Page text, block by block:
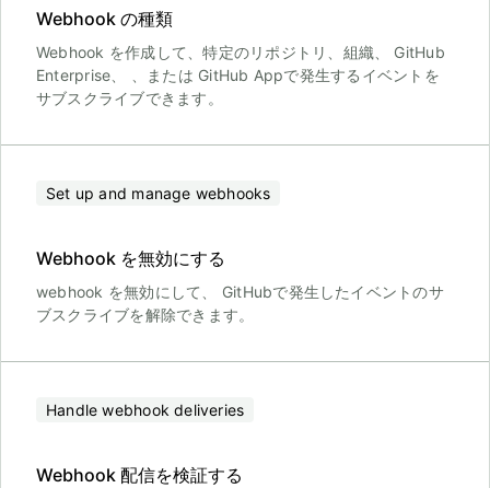
Webhook の種類
Webhook を作成して、特定のリポジトリ、組織、 GitHub
Enterprise、 、または GitHub Appで発生するイベントを
サブスクライブできます。
Set up and manage webhooks
Webhook を無効にする
webhook を無効にして、 GitHubで発生したイベントのサ
ブスクライブを解除できます。
Handle webhook deliveries
Webhook 配信を検証する